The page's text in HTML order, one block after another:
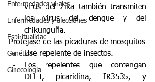
Enfermedades virales
Enfermedades y afecciones
Espiritualidad
Genética
Ginecología
virus del Zika también transmiten
los virus del dengue y del
chikunguña.
Use repelente de insectos.
Los repelentes que contengan
DEET, picaridina, IR3535, y